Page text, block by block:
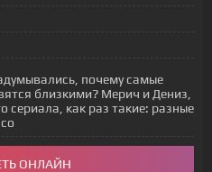
почему самые
близкими? Мерич и Дениз,
сериала, как раз такие: разные
ОНЛАЙН